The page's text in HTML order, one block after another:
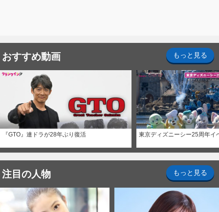
おすすめ動画 もっと見る
『GTO』連ドラが28年ぶり復活 東京ディズニーシー25周年イ
注目の人物 もっと見る